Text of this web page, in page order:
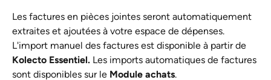
Les factures en pièces jointes seront automatiquement
extraites et ajoutées à votre espace de dépenses.
L'import manuel des factures est disponible à partir de
Kolecto Essentiel. Les imports automatiques de factures
sont disponibles sur le Module achats.